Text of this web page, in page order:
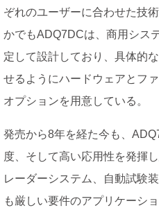
ぞれのユーザーに合わせた技
かでもADQ7DCは、商用シス
定して設計しており、具体的
せるようにハードウェアとフ
オプションを用意している。
発売から8年を経た今も、
度、そして高い応用性を発揮
レーダーシステム、自動試験
も厳しい要件のアプリケーシ